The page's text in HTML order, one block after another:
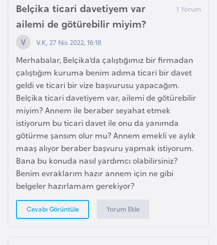
Belçika ticari davetiyem var
ailemi de götürebilir miyim?
V.K, 27 Nis 2022, 16:18
Merhabalar, Belçika’da çalıştığımız bir firmadan
çalıştığım kuruma benim adıma ticari bir davet
geldi ve ticari bir vize başvurusu yapacağım.
Belçika ticari davetiyem var, ailemi de götürebilir
miyim? Annem ile beraber seyahat etmek
istiyorum bu ticari davet ile onu da yanımda
götürme şansım olur mu? Annem emekli ve aylık
maaş alıyor beraber başvuru yapmak istiyorum.
Bana bu konuda nasıl yardımcı olabilirsiniz?
Benim evraklarım hazır annem için ne gibi
belgeler hazırlamam gerekiyor?
Cevabı Görüntüle Yorum Ekle
a
r
i
s
t
a
n
E
r
m
e
n
i
s
t
a
n